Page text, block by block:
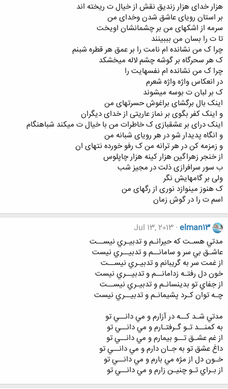
هزار خدای هزار زندیق نقش از خیال ت ریخته اند
بر استان رویای عاشق شدن وخدای من
سرمه از اشکهای من بر چشمانشان اویخت
تا ت را بسان من بببینند
چرا ک من نشانده ام نامت را بر عمق هر قطره شبنم
ک هر سحرگاه بر گوشه چشم لاله میخشکد
چرا ک من نشانده ام نفسهایت را
در انعکاس واژه واژه شعرم
ک بر لبان ت بوسه میشوند
اینک بال برگشای براغوش حسرتهای من
و اینک کفر بگوی بر نماز عاریتی از خدای دیگران
اینک درای بر عشقبازی ک خاطرات من با خیال ت میکند شباهنگام
و انگاه پدیدار شو در هر رویای شبانه من
و زمزمه کن در هر ترانه من ک رفو خورده نتهای ان
از خنجر زهراگین هزار کینه هزار چاپلوس
ب سور سرافرازی ذلت در مجیز شب
ولی بر گامهایش نگر
ک هنوز مینوازد نوری از رگهای من
اسم ت را در گوش زمان
elman13
Jul 13, 2013
مدتي هسـت كه حيرانـم و تدبيـري نيســت
عاشـق بي سر و سامانــم و تدبيــري نيست
از غمت سر به گريبانم و تدبيـري نيســت
خون دل رفتـه زدامانــم و تدبيــري نيست
از جفاي تو بدينسانـم و تدبيـري نيســت
چـه توان كـرد پشيمانـم و تدبيــري نيست
مدتي شـد كــه در آزارم و مي دانــي تو
به كمنــد تـو گـرفتـارم و مي دانــي تو
از غم عشـق تــو بيمارم و مي دانــي تو
داغ عشق تو به جـان دارم و مي دانــي تو
خـون دل از مژه مي بارم و مي دانــي تو
از بـراي تـو چنيـن زارم و مي دانــي تو